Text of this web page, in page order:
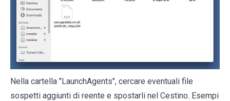
Nella cartella "LaunchAgents", cercare eventuali file
sospetti aggiunti di reente e spostarli nel Cestino. Esempi